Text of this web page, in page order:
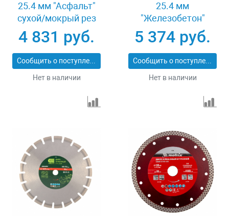
25.4 мм "Асфальт"
сухой/мокрый рез
Pro Matrix 731073
4 831 руб.
Сообщить о поступлении
Нет в наличии
25.4 мм
"Железобетон"
сухой/мокрый рез
Pro Matrix 731103
5 374 руб.
Сообщить о поступлении
Нет в наличии